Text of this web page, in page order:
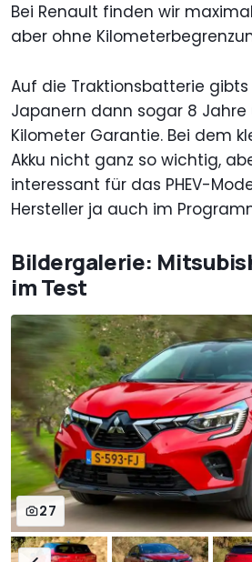
Bei Renault finden wir
aber ohne
Auf die Traktionsbatterie
Japanern dann sogar 8 Jahre
Kilometer Garantie. Bei dem
Akku nicht ganz so wichtig,
interessant für das PHEV-
Hersteller ja auch im
Bildergalerie:
im Test
27